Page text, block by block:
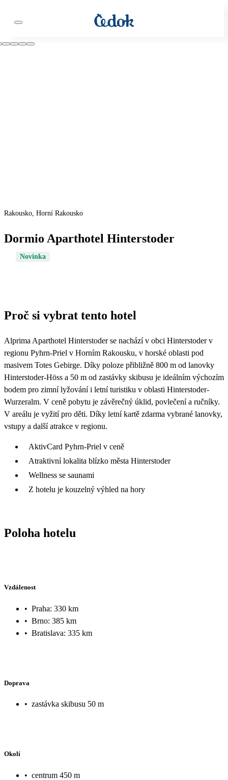
Rakousko, Horní Rakousko
Dormio Aparthotel Hinterstoder
Novinka
Proč si vybrat tento hotel
Alprima Aparthotel Hinterstoder se nachází v obci Hinterstoder v
regionu Pyhrn-Priel v Horním Rakousku, v horské oblasti pod
masivem Totes Gebirge. Díky poloze přibližně 800 m od lanovky
Hinterstoder-Höss a 50 m od zastávky skibusu je ideálním výchozím
bodem pro zimní lyžování i letní turistiku v oblasti Hinterstoder-
Wurzeralm. V ceně pobytu je závěrečný úklid, povlečení a ručníky.
V areálu je vyžití pro děti. Díky letní kartě zdarma vybrané lanovky,
vstupy a další atrakce v regionu.
AktivCard Pyhrn-Priel v ceně
Atraktivní lokalita blízko města Hinterstoder
Wellness se saunami
Z hotelu je kouzelný výhled na hory
Poloha hotelu
Vzdálenost
• Praha: 330 km
• Brno: 385 km
• Bratislava: 335 km
Doprava
• zastávka skibusu 50 m
Okolí
• centrum 450 m